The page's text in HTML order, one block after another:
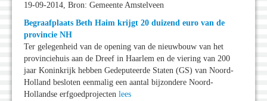
19-09-2014, Bron: Gemeente Amstelveen
Begraafplaats Beth Haim krijgt 20 duizend euro van de
provincie NH
Ter gelegenheid van de opening van de nieuwbouw van het
provinciehuis aan de Dreef in Haarlem en de viering van 200
jaar Koninkrijk hebben Gedeputeerde Staten (GS) van Noord-
Holland besloten eenmalig een aantal bijzondere Noord-
Hollandse erfgoedprojecten lees